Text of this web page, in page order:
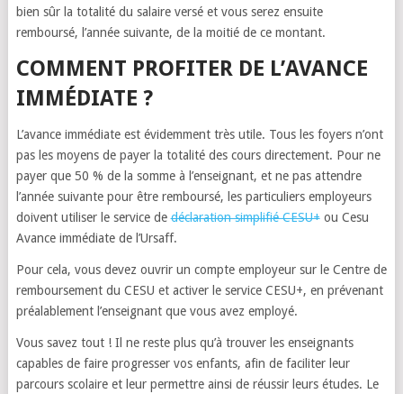
bien sûr la totalité du salaire versé et vous serez ensuite
remboursé, l’année suivante, de la moitié de ce montant.
COMMENT PROFITER DE L’AVANCE
IMMÉDIATE ?
L’avance immédiate est évidemment très utile. Tous les foyers n’ont
pas les moyens de payer la totalité des cours directement. Pour ne
payer que 50 % de la somme à l’enseignant, et ne pas attendre
l’année suivante pour être remboursé, les particuliers employeurs
doivent utiliser le service dedéclaration simplifié CESU+ou Cesu
Avance immédiate de l’Ursaff.
Pour cela, vous devez ouvrir un compte employeur sur le Centre de
remboursement du CESU et activer le service CESU+, en prévenant
préalablement l’enseignant que vous avez employé.
Vous savez tout ! Il ne reste plus qu’à trouver les enseignants
capables de faire progresser vos enfants, afin de faciliter leur
parcours scolaire et leur permettre ainsi de réussir leurs études. Le